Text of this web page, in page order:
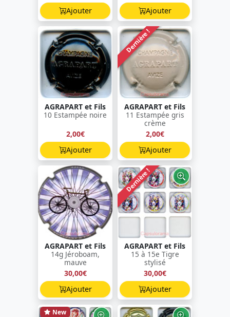
Ajouter
Ajouter
AGRAPART et Fils
10 Estampée noire
2,00€
Ajouter
Dernière !
AGRAPART et Fils
11 Estampée gris
crème
2,00€
Ajouter
AGRAPART et Fils
14g Jéroboam,
mauve
30,00€
Ajouter
Dernière !
AGRAPART et Fils
15 à 15e Tigre
stylisé
30,00€
Ajouter
New